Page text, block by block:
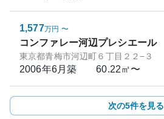
1,577万円 〜
コンファレー河辺プレシエール
東京都青梅市河辺町６丁目２２−３
2006年6月築 60.22㎡〜
次の5件を見る